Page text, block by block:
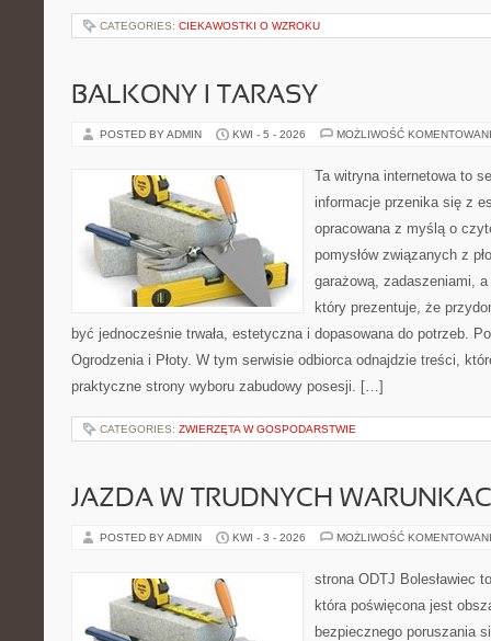
CATEGORIES: CIEKAWOSTKI O WZROKU
BALKONY I TARASY
POSTED BY ADMIN KWI - 5 - 2026 MOŻLIWOŚĆ
Ta witryna internetowa to
informacje przenika się z
opracowana z myślą o
pomysłów związanych z
garażową, zadaszeniami,
który prezentuje, że
być jednocześnie trwała, estetyczna i dopasowana do potrzeb.
Ogrodzenia i Płoty. W tym serwisie odbiorca odnajdzie treści,
praktyczne strony wyboru zabudowy posesji. […]
CATEGORIES: ZWIERZĘTA W GOSPODARSTWIE
JAZDA W TRUDNYCH
POSTED BY ADMIN KWI - 3 - 2026 MOŻLIWOŚĆ
strona ODTJ Bolesławiec
która poświęcona jest
bezpiecznego poruszania